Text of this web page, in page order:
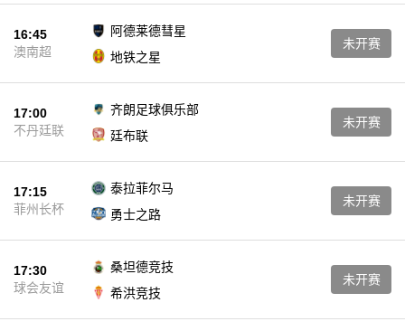
16:45
澳南超
阿德莱德彗星
地铁之星
未开赛
17:00
不丹廷联
齐朗足球俱乐部
廷布联
未开赛
17:15
菲州长杯
泰拉菲尔马
勇士之路
未开赛
17:30
球会友谊
桑坦德竞技
希洪竞技
未开赛